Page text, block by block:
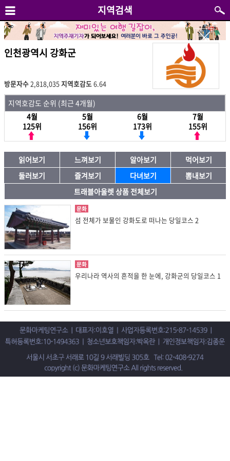
지역검색
인천광역시 강화군
방문자수2,818,035지역호감도6.64
지역호감도 순위 (최근 4개월)
4월
125위
5월
156위
6월
173위
7월
155위
읽어보기 느껴보기 알아보기
먹어보기
둘러보기
즐겨보기 다녀보기
뽐내보기
트래블아울렛 상품 전체보기
문화
섬 전체가 보물인 강화도로 떠나는 당일코스 2
문화
우리나라 역사의 흔적을 한 눈에, 강화군의 당일코스 1